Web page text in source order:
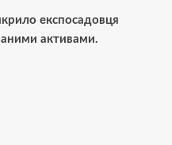
експосадовця
активами.